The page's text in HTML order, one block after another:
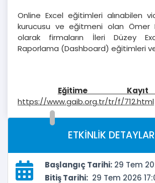
Online Excel eğitimleri alınabilen
kurucusu ve eğitmeni olan Ömer
olarak firmaların İleri Düzey
Raporlama (Dashboard) eğitimleri
Eğitime
https://www.gaib.org.tr/tr/f/712.html
ETKİNLİK
Başlangıç Tarihi: 29 Tem
Bitiş Tarihi: 29 Tem 2026